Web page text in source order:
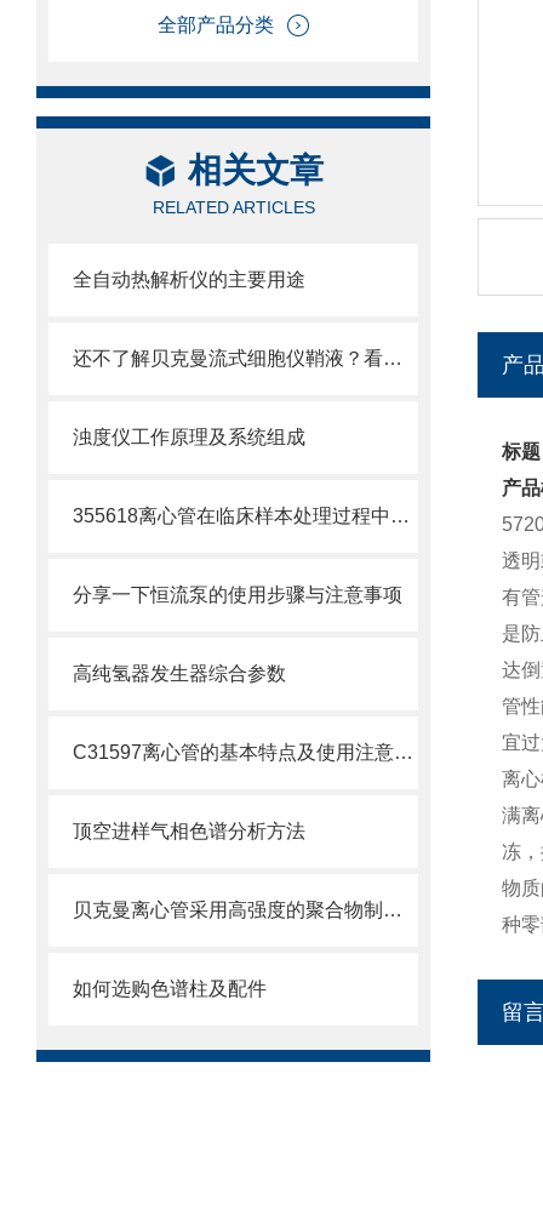
全部产品分类
相关文章
RELATED ARTICLES
全自动热解析仪的主要用途
还不了解贝克曼流式细胞仪鞘液？看这里就对了！
浊度仪工作原理及系统组成
355618离心管在临床样本处理过程中的作用
分享一下恒流泵的使用步骤与注意事项
高纯氢器发生器综合参数
C31597离心管的基本特点及使用注意事项
顶空进样气相色谱分析方法
贝克曼离心管采用高强度的聚合物制造，具有优良的耐酸碱性
如何选购色谱柱及配件
产
标
产
透
有
是
达
管
宜
离
满
冻
物
种
留